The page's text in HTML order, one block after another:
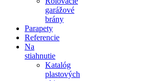
garážové
brány
Parapety
Referencie
Na
stiahnutie
Katalóg
plastových